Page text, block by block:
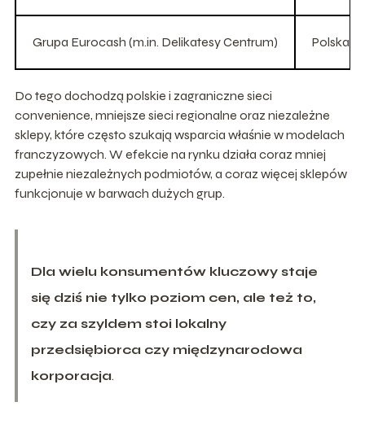
Grupa Eurocash (m.in. Delikatesy Centrum) Polska z
Do tego dochodzą polskie i zagraniczne sieci
convenience, mniejsze sieci regionalne oraz niezależne
sklepy, które często szukają wsparcia właśnie w modelach
franczyzowych. W efekcie na rynku działa coraz mniej
zupełnie niezależnych podmiotów, a coraz więcej sklepów
funkcjonuje w barwach dużych grup.
Dla wielu konsumentów kluczowy staje
się dziś nie tylko poziom cen, ale też to,
czy za szyldem stoi lokalny
przedsiębiorca czy międzynarodowa
korporacja.